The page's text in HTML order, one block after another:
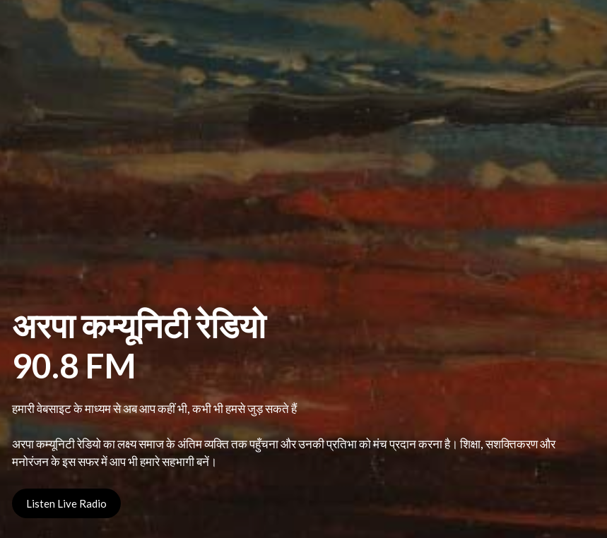
अरपा कम्यूनिटी रेडियो
90.8 FM
हमारी वेबसाइट के माध्यम से अब आप कहीं भी, कभी भी हमसे जुड़ सकते हैं
अरपा कम्यूनिटी रेडियो का लक्ष्य समाज के अंतिम व्यक्ति तक पहुँचना और उनकी प्रतिभा को मंच प्रदान करना है। शिक्षा, सशक्तिकरण और
मनोरंजन के इस सफर में आप भी हमारे सहभागी बनें।
Listen Live Radio